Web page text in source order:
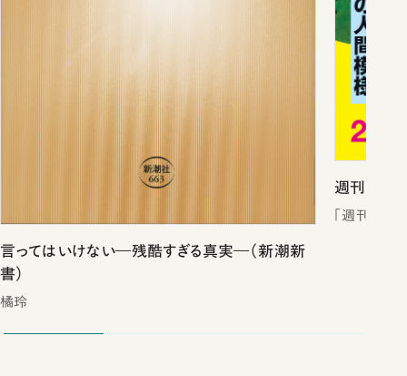
言ってはいけない―残酷すぎる真実―（新潮新
書）
橘玲
週刊新潮
「週刊新潮